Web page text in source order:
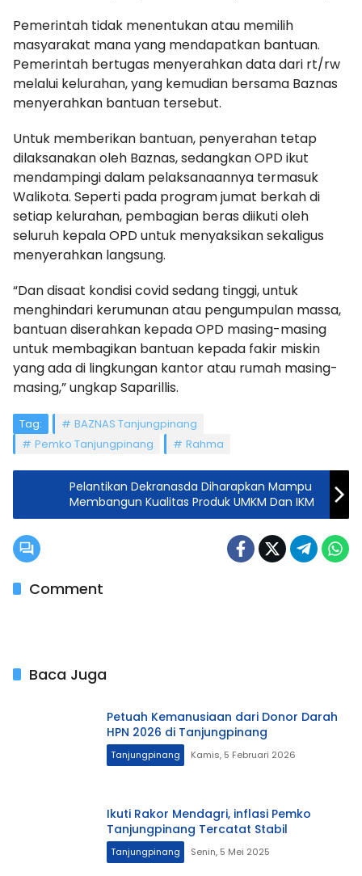
Pemerintah tidak menentukan atau memilih
masyarakat mana yang mendapatkan bantuan.
Pemerintah bertugas menyerahkan data dari rt/rw
melalui kelurahan, yang kemudian bersama Baznas
menyerahkan bantuan tersebut.
Untuk memberikan bantuan, penyerahan tetap
dilaksanakan oleh Baznas, sedangkan OPD ikut
mendampingi dalam pelaksanaannya termasuk
Walikota. Seperti pada program jumat berkah di
setiap kelurahan, pembagian beras diikuti oleh
seluruh kepala OPD untuk menyaksikan sekaligus
menyerahkan langsung.
“Dan disaat kondisi covid sedang tinggi, untuk
menghindari kerumunan atau pengumpulan massa,
bantuan diserahkan kepada OPD masing-masing
untuk membagikan bantuan kepada fakir miskin
yang ada di lingkungan kantor atau rumah masing-
masing,” ungkap Saparillis.
Tag:
BAZNAS Tanjungpinang
Pemko Tanjungpinang
Rahma
Pelantikan Dekranasda Diharapkan Mampu
Membangun Kualitas Produk UMKM Dan IKM
Comment
Baca Juga
Petuah Kemanusiaan dari Donor Darah
HPN 2026 di Tanjungpinang
Tanjungpinang Kamis, 5 Februari 2026
Ikuti Rakor Mendagri, inflasi Pemko
Tanjungpinang Tercatat Stabil
Tanjungpinang Senin, 5 Mei 2025